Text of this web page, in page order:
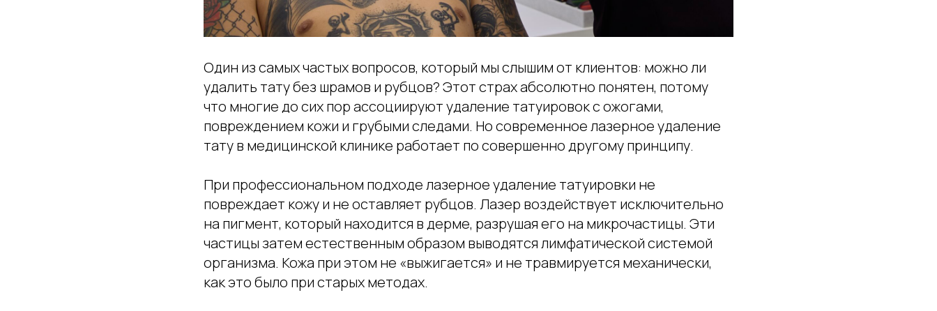
Один из самых частых вопросов, который мы слышим от клиентов: можно ли
удалить тату без шрамов и рубцов? Этот страх абсолютно понятен, потому
что многие до сих пор ассоциируют удаление татуировок с ожогами,
повреждением кожи и грубыми следами. Но современное лазерное удаление
тату в медицинской клинике работает по совершенно другому принципу.
При профессиональном подходе лазерное удаление татуировки не
повреждает кожу и не оставляет рубцов. Лазер воздействует исключительно
на пигмент, который находится в дерме, разрушая его на микрочастицы. Эти
частицы затем естественным образом выводятся лимфатической системой
организма. Кожа при этом не «выжигается» и не травмируется механически,
как это было при старых методах.